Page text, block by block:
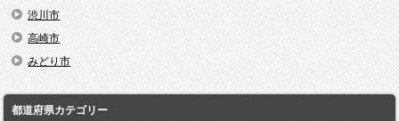
渋川市
高崎市
みどり市
都道府県カテゴリー